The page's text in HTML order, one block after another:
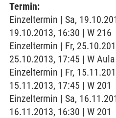
Termin:
Einzeltermin | Sa,
19.10.2013, 16:30 | W 216
Einzeltermin | Fr,
25.10.2013, 17:45 | W Aula
Einzeltermin | Fr,
15.11.2013, 17:45 | W 201
Einzeltermin | Sa,
16.11.2013, 16:30 | W 201